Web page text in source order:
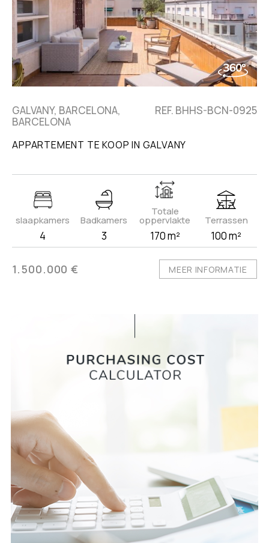
GALVANY, BARCELONA,
BARCELONA
REF. BHHS-BCN-0925
APPARTEMENT TE KOOP IN GALVANY
slaapkamers
4
Badkamers
3
Totale
oppervlakte
170 m²
Terrassen
100 m²
1.500.000 € MEER INFORMATIE